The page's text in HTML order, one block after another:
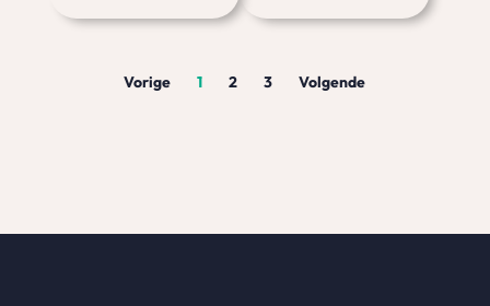
Vorige 1 2 3 Volgende